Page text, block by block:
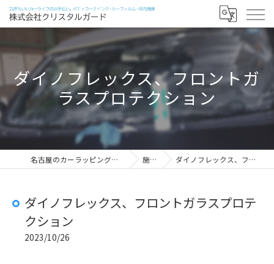
ダイノフレックス、フロントガ
ラスプロテクション
名古屋のカーラッピングなら株式会社クリスタルガード 施工実績 ダイノフレックス、フロントガラスプロテクション
ダイノフレックス、フロントガラスプロテ
クション
2023/10/26